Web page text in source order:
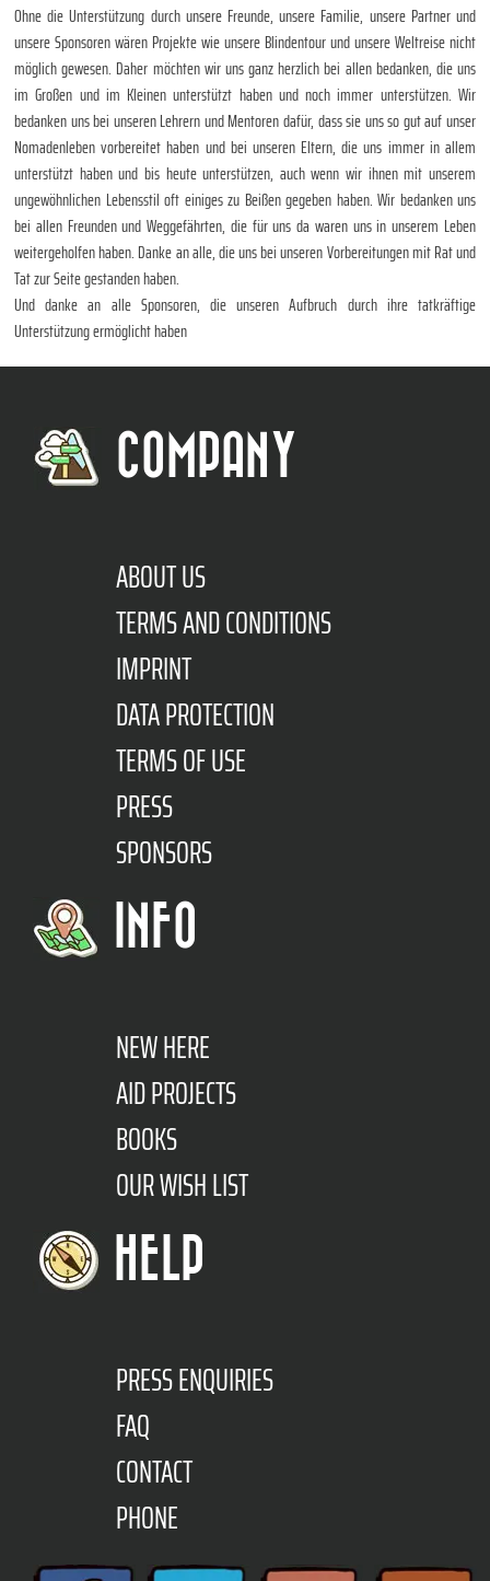
Ohne die Unterstützung durch unsere Freunde, unsere Familie, unsere Partner und
unsere Sponsoren wären Projekte wie unsere Blindentour und unsere Weltreise nicht
möglich gewesen. Daher möchten wir uns ganz herzlich bei allen bedanken, die uns
im Großen und im Kleinen unterstützt haben und noch immer unterstützen. Wir
bedanken uns bei unseren Lehrern und Mentoren dafür, dass sie uns so gut auf unser
Nomadenleben vorbereitet haben und bei unseren Eltern, die uns immer in allem
unterstützt haben und bis heute unterstützen, auch wenn wir ihnen mit unserem
ungewöhnlichen Lebensstil oft einiges zu Beißen gegeben haben. Wir bedanken uns
bei allen Freunden und Weggefährten, die für uns da waren uns in unserem Leben
weitergeholfen haben. Danke an alle, die uns bei unseren Vorbereitungen mit Rat und
Tat zur Seite gestanden haben.
Und danke an alle Sponsoren, die unseren Aufbruch durch ihre tatkräftige
Unterstützung ermöglicht haben
COMPANY
ABOUT US
TERMS AND CONDITIONS
IMPRINT
DATA PROTECTION
TERMS OF USE
PRESS
SPONSORS
INFO
NEW HERE
AID PROJECTS
BOOKS
OUR WISH LIST
HELP
PRESS ENQUIRIES
FAQ
CONTACT
PHONE